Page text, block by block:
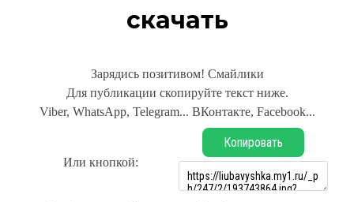
скачать
Зарядись позитивом! Смайлики
Для публикации скопируйте текст ниже.
Viber, WhatsApp, Telegram... ВКонтакте, Facebook...
Или кнопкой:
Копировать